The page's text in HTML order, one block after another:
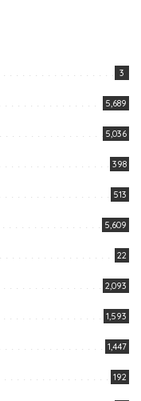
3
5,689
5,036
398
513
5,609
22
2,093
1,593
1,447
192